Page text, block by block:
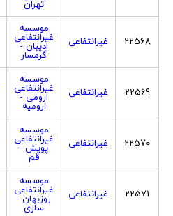
تهران
22568 غیرانتفاعی
موسسه
غیرانتفاعی
ادیبان -
گرمسار
22569 غیرانتفاعی
موسسه
غیرانتفاعی
ارومی -
ارومیه
22570 غیرانتفاعی
موسسه
غیرانتفاعی
پویش -
قم
22571 غیرانتفاعی
موسسه
غیرانتفاعی
روزبهان -
ساری